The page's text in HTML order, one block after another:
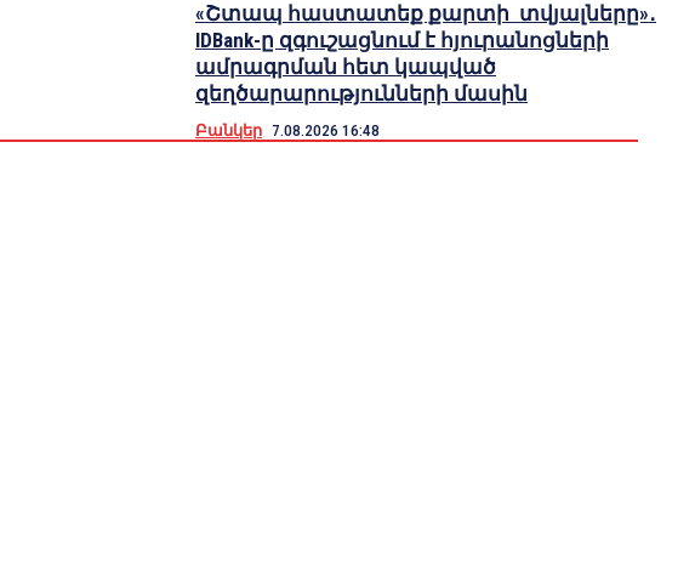
«Շտապ հաստատեք քարտի տվյալները»․
IDBank-ը զգուշացնում է հյուրանոցների
ամրագրման հետ կապված
զեղծարարությունների մասին
Բանկեր 7.08.2026 16:48